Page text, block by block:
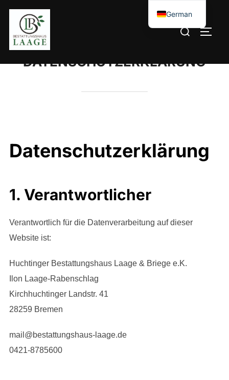
DATENSCHUTZERKLÄRUNG
Datenschutzerklärung
1. Verantwortlicher
Verantwortlich für die Datenverarbeitung auf dieser
Website ist:
Huchtinger Bestattungshaus Laage & Briege e.K.
Ilon Laage-Rabenschlag
Kirchhuchtinger Landstr. 41
28259 Bremen
mail@bestattungshaus-laage.de
0421-8785600
German
Russian